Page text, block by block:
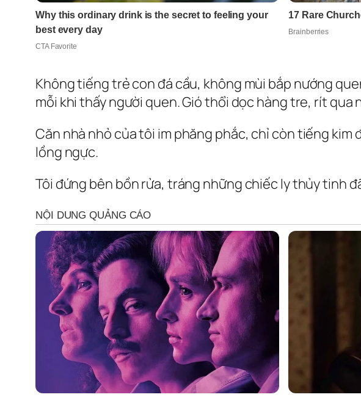
Không tiếng trẻ con đá cầu, không mùi bắp nướng
mỗi khi thấy người quen. Gió thổi dọc hàng tre, rít qua
Căn nhà nhỏ của tôi im phăng phắc, chỉ còn tiếng
lồng ngực.
Tôi đứng bên bồn rửa, tráng những chiếc ly thủy tinh